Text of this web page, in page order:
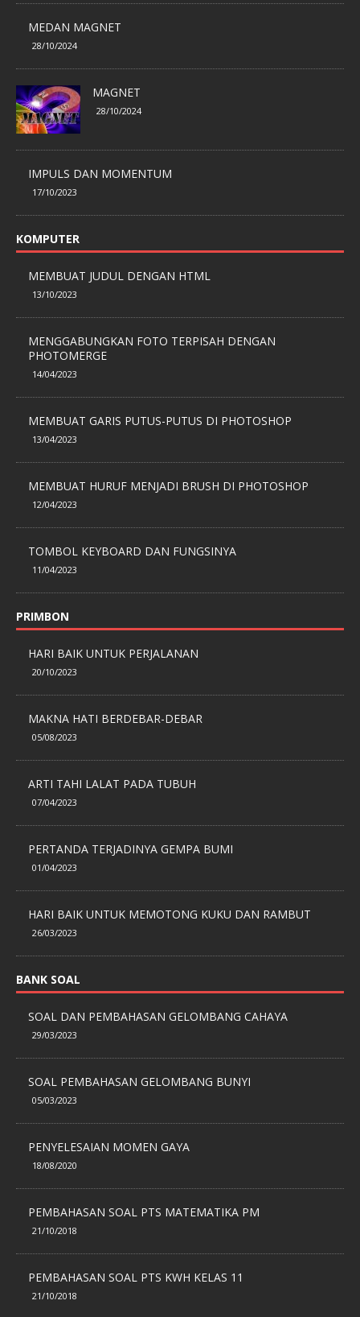
MEDAN MAGNET
28/10/2024
MAGNET
28/10/2024
IMPULS DAN MOMENTUM
17/10/2023
KOMPUTER
MEMBUAT JUDUL DENGAN HTML
13/10/2023
MENGGABUNGKAN FOTO TERPISAH DENGAN
PHOTOMERGE
14/04/2023
MEMBUAT GARIS PUTUS-PUTUS DI PHOTOSHOP
13/04/2023
MEMBUAT HURUF MENJADI BRUSH DI PHOTOSHOP
12/04/2023
TOMBOL KEYBOARD DAN FUNGSINYA
11/04/2023
PRIMBON
HARI BAIK UNTUK PERJALANAN
20/10/2023
MAKNA HATI BERDEBAR-DEBAR
05/08/2023
ARTI TAHI LALAT PADA TUBUH
07/04/2023
PERTANDA TERJADINYA GEMPA BUMI
01/04/2023
HARI BAIK UNTUK MEMOTONG KUKU DAN RAMBUT
26/03/2023
BANK SOAL
SOAL DAN PEMBAHASAN GELOMBANG CAHAYA
29/03/2023
SOAL PEMBAHASAN GELOMBANG BUNYI
05/03/2023
PENYELESAIAN MOMEN GAYA
18/08/2020
PEMBAHASAN SOAL PTS MATEMATIKA PM
21/10/2018
PEMBAHASAN SOAL PTS KWH KELAS 11
21/10/2018